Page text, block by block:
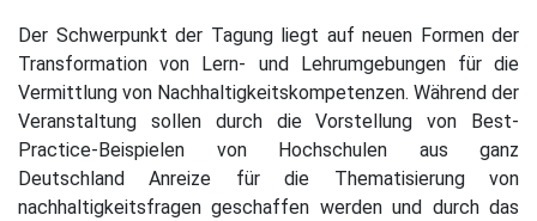
Der Schwerpunkt der Tagung liegt auf neuen Formen der
Transformation von Lern- und Lehrumgebungen für die
Vermittlung von Nachhaltigkeitskompetenzen. Während der
Veranstaltung sollen durch die Vorstellung von Best-
Practice-Beispielen von Hochschulen aus ganz
Deutschland Anreize für die Thematisierung von
nachhaltigkeitsfragen geschaffen werden und durch das